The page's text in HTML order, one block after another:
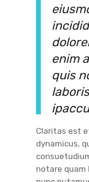
enim
quis
Claritas est
dynamicus,
notare